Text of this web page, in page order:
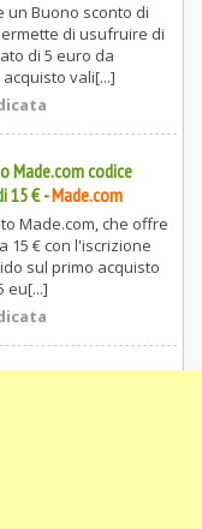
Buono sconto di
di usufruire di
di 5 euro da
vali[...]
Made.com codice
15 €-Made.com
Made.com, che offre
15 € con l'iscrizione
sul primo acquisto
eu[...]